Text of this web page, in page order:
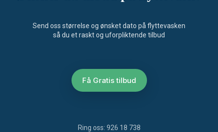
Send oss størrelse og ønsket dato på flyttevasken
så du et raskt og uforpliktende tilbud
Få Gratis tilbud
Ring oss: 926 18 738